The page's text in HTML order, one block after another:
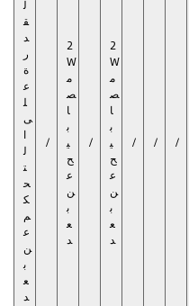
ل
ق
د
ر
ة
ع
ل
ى
ا
ل
ت
ح
ك
م
ع
ن
ب
ع
د
/
2
W
م
ص
ا
ب
ي
ح
ع
ن
ب
ع
د
/
2
W
م
ص
ا
ب
ي
ح
ع
ن
ب
ع
د
/ / /